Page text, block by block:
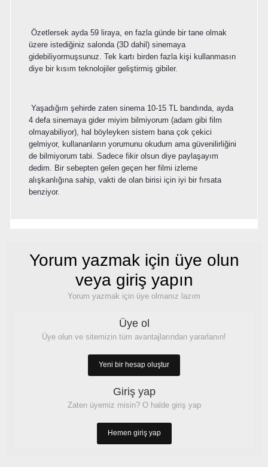
Özetlersek ayda 59 liraya, en fazla günde bir tane olmak
üzere istediğiniz salonda (3D dahil) sinemaya
gidebiliyormuşsunuz. Tek kartı birden fazla kişi kullanmasın
diye bir kısım teknolojiler geliştirmiş gibiler.
Yaşadığım şehirde zaten sinema 10-15 TL bandında, ayda
4 defa sinemaya gider miyim bilmiyorum (adam gibi film
olmayabiliyor), hal böyleyken sistem bana çok çekici
gelmiyor, kullananların yorumunu okudum ama güvenilirliğini
de bilmiyorum tabi. Sadece fikir olsun diye paylaşayım
dedim. Bir sebepten gelen geçen her filmi izleme
alışkanlığına sahip, vakti de olan birisi için iyi bir fırsata
benziyor.
Yorum yazmak için üye olun
veya giriş yapın
Yorum yazmak için üye olmanız lazım
Üye ol
Üye olun ve sitemizin tüm avantajlarından yararlanın!
Yeni bir hesap oluştur
Giriş yap
Zaten üyemiz misin? O halde giriş yap
Hemen giriş yap